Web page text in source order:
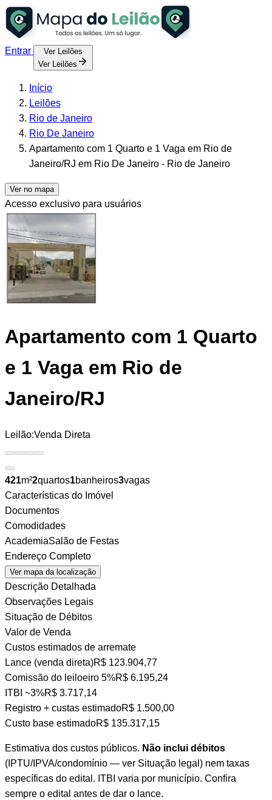
Entrar
Ver Leilões
Ver Leilões
Início
Leilões
Rio de Janeiro
Rio De Janeiro
Apartamento com 1 Quarto e 1 Vaga em Rio de
Janeiro/RJ em Rio De Janeiro - Rio de Janeiro
Ver no mapa
Acesso exclusivo para usuários
Apartamento com 1 Quarto
e 1 Vaga em Rio de
Janeiro/RJ
Leilão:Venda Direta
421m²2quartos1banheiros3vagas
Características do Imóvel
Documentos
Comodidades
AcademiaSalão de Festas
Endereço Completo
Ver mapa da localização
Descrição Detalhada
Observações Legais
Situação de Débitos
Valor de Venda
Custos estimados de arremate
Lance (venda direta)R$ 123.904,77
Comissão do leiloeiro 5%R$ 6.195,24
ITBI ~3%R$ 3.717,14
Registro + custas estimadoR$ 1.500,00
Custo base estimadoR$ 135.317,15
Estimativa dos custos públicos. Não inclui débitos
(IPTU/IPVA/condomínio — ver Situação legal) nem taxas
específicas do edital. ITBI varia por município. Confira
sempre o edital antes de dar o lance.